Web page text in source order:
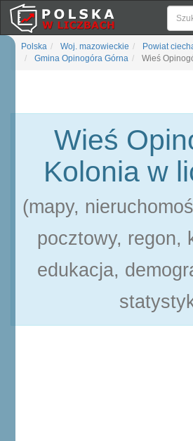
Polska Woj. mazowieckie
Powiat
Gmina Opinogóra Górna
Wieś
Wieś
Kolonia w
(mapy,
pocztowy, regon,
edukacja,